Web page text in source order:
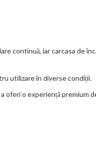
continuă, iar carcasa de
utilizare în diverse condiții.
o experiență premium